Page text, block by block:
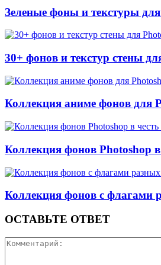
Зеленые фоны и текстуры
30+ фонов и текстур стены
Коллекция аниме фонов для
Коллекция фонов Photoshop
Коллекция фонов с флагами
ОСТАВЬТЕ ОТВЕТ